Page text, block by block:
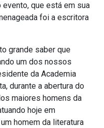
evento, que está em sua
foi a escritora
grande saber que
um dos nossos
da Academia
durante a abertura do
maiores homens da
hoje em
homem da literatura